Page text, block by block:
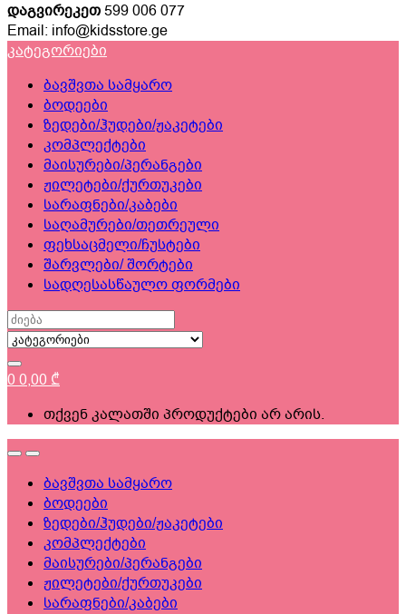
დაგვირეკეთ599 006 077
Email: info@kidsstore.ge
კატეგორიები
ბავშვთა სამყარო
ბოდეები
ზედები/ჰუდები/ჟაკეტები
კომპლექტები
მაისურები/პერანგები
ჟილეტები/ქურთუკები
სარაფნები/კაბები
საღამურები/თეთრეული
ფეხსაცმელი/ჩუსტები
შარვლები/ შორტები
სადღესასწაულო ფორმები
Search
for:
0 0,00 ₾
თქვენ კალათში პროდუქტები არ არის.
ბავშვთა სამყარო
ბოდეები
ზედები/ჰუდები/ჟაკეტები
კომპლექტები
მაისურები/პერანგები
ჟილეტები/ქურთუკები
სარაფნები/კაბები